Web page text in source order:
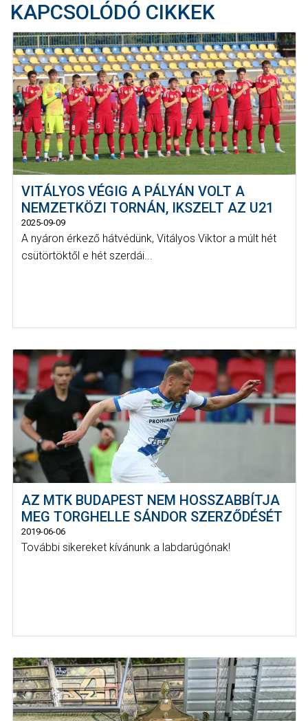
KAPCSOLÓDÓ CIKKEK
VITÁLYOS VÉGIG A PÁLYÁN VOLT A
NEMZETKÖZI TORNÁN, IKSZELT AZ U21
2025-09-09
A nyáron érkező hátvédünk, Vitályos Viktor a múlt hét
csütörtöktől e hét szerdái...
AZ MTK BUDAPEST NEM HOSSZABBÍTJA
MEG TORGHELLE SÁNDOR SZERZŐDÉSÉT
2019-06-06
További sikereket kívánunk a labdarúgónak!